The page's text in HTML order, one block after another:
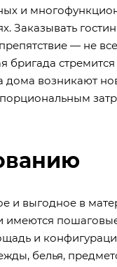
и
Заказывать
— не
возникают
и выгодное в
имеются
и
белья,